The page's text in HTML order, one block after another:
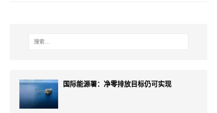
国际能源署：净零排放目标仍可实现